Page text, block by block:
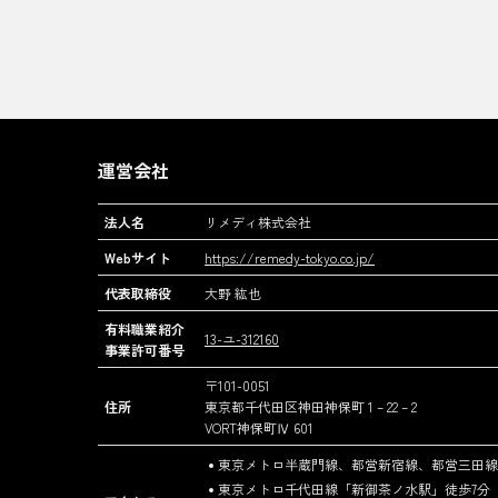
運営会社
法人名
リメディ株式会社
Webサイト
https://remedy-tokyo.co.jp/
代表取締役
大野 紘也
有料職業紹介
事業許可番号
13-ユ-312160
住所
〒101-0051
東京都千代田区神田神保町 1 – 22 – 2
VORT神保町Ⅳ 601
東京メトロ半蔵門線、都営新宿線、都営三田
東京メトロ千代田線「新御茶ノ水駅」徒歩7分